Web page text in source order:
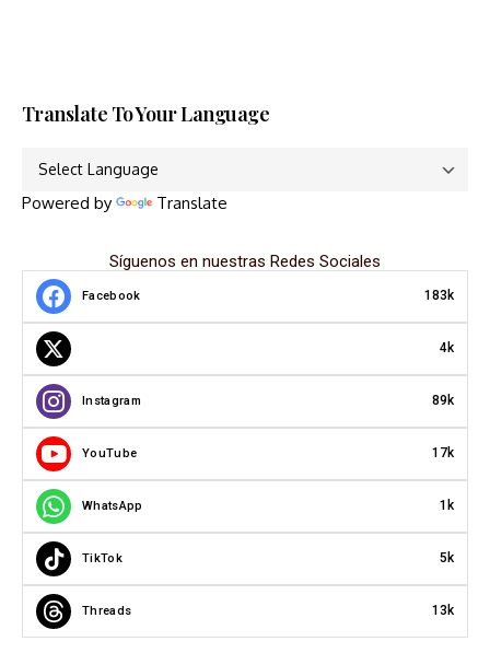
Translate To Your Language
Powered by Translate
Síguenos en nuestras Redes Sociales
Facebook 183k
4k
Instagram 89k
YouTube 17k
WhatsApp 1k
TikTok 5k
Threads 13k